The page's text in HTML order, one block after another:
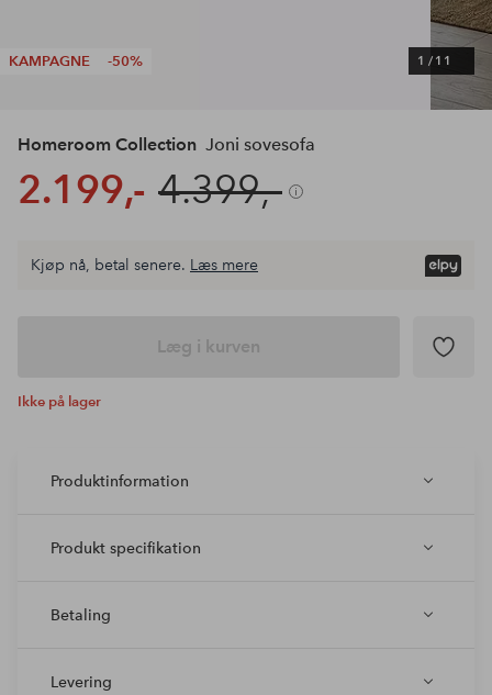
KAMPAGNE -50% 1 / 11
Homeroom Collection Joni sovesofa
2.199,- 4.399,-
Kjøp nå, betal senere. Læs mere
Læg i kurven
Ikke på lager
Produktinformation
Produkt specifikation
Betaling
Levering